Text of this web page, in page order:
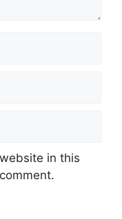
in this